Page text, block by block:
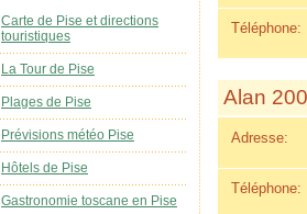
Téléphone:
Alan
Adresse:
Téléphone:
Carte de Pise et directions
touristiques
La Tour de Pise
Plages de Pise
Prévisions météo Pise
Hôtels de Pise
Gastronomie toscane en Pise